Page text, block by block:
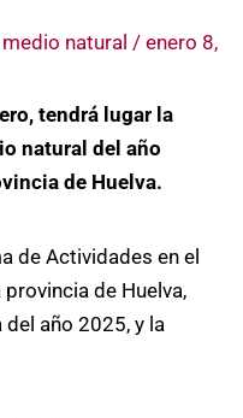
natural / enero 8,
tendrá lugar la
natural del año
de Huelva.
de Actividades en el
de Huelva,
año 2025, y la